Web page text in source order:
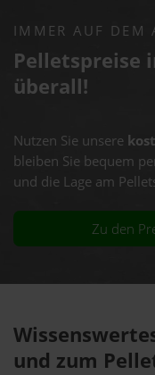
IMMER AUF DEM
Pelletspreise
überall!
Nutzen Sie unsere
bleiben Sie bequem
und die Lage am
Zu den
und zum